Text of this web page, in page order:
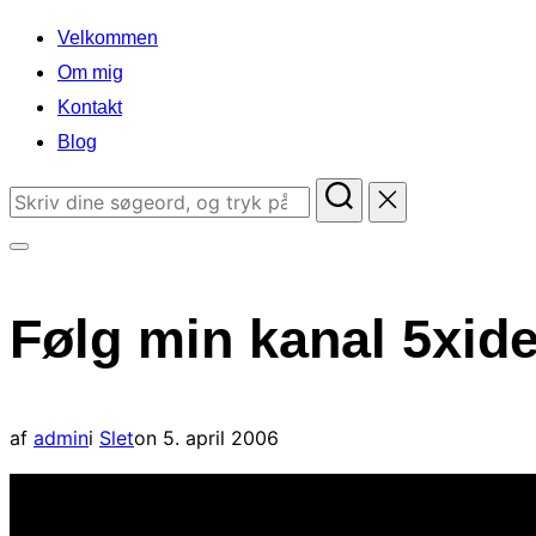
indholdVelkommen
Om mig
Kontakt
Blog
Søg
i
sidekolonne
Følg min kanal
af admini Sleton Udgivet
d.
5. april 2006